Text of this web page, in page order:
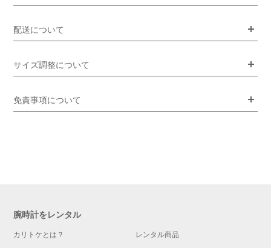
配送について
サイズ調整について
免責事項について
腕時計をレンタル
カリトケとは？ レンタル商品